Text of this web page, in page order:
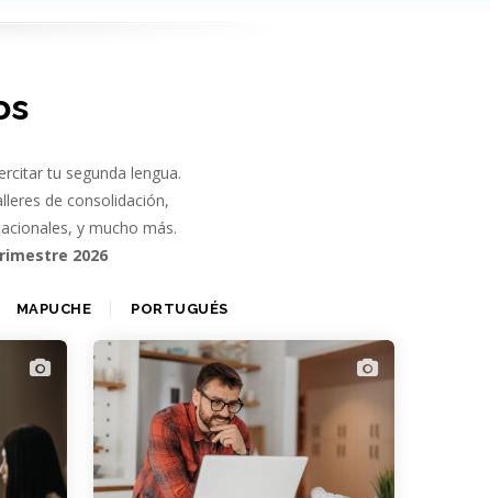
tu segunda lengua.
de consolidación,
y mucho más.
2026
MAPUCHE PORTUGUÉS